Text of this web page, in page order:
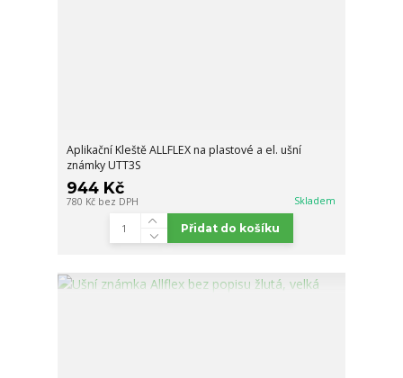
Aplikační Kleště ALLFLEX na plastové a el. ušní
známky UTT3S
944 Kč
780 Kč bez DPH Skladem
Přidat do košíku